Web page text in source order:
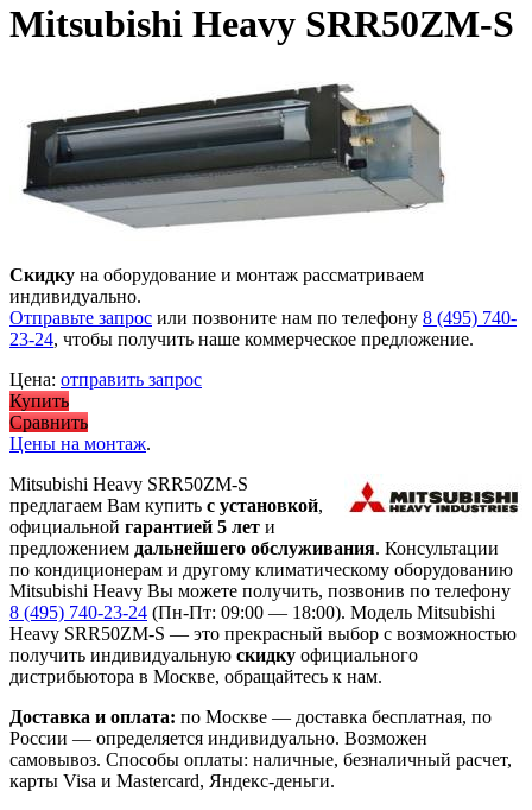
Mitsubishi Heavy SRR50ZМ-S
Скидку на оборудование и монтаж рассматриваем
индивидуально.
Отправьте запрос или позвоните нам по телефону 8 (495) 740-
23-24, чтобы получить наше коммерческое предложение.
Цена: отправить запрос
Купить
Сравнить
Цены на монтаж.
Mitsubishi Heavy SRR50ZМ-S
предлагаем Вам купить с установкой,
официальной гарантией 5 лет и
предложением дальнейшего обслуживания. Консультации
по кондиционерам и другому климатическому оборудованию
Mitsubishi Heavy Вы можете получить, позвонив по телефону
8 (495) 740-23-24 (Пн-Пт: 09:00 — 18:00). Модель Mitsubishi
Heavy SRR50ZМ-S — это прекрасный выбор с возможностью
получить индивидуальную скидку официального
дистрибьютора в Москве, обращайтесь к нам.
Доставка и оплата: по Москве — доставка бесплатная, по
России — определяется индивидуально. Возможен
самовывоз. Способы оплаты: наличные, безналичный расчет,
карты Visa и Mastercard, Яндекс-деньги.